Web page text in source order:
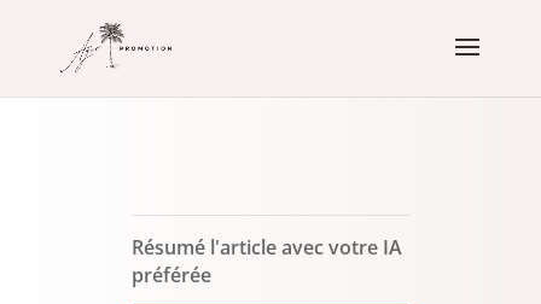
Résumé l'article avec votre IA
préférée